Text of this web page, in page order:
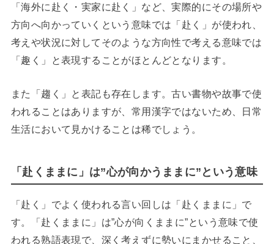
「海外に赴く・実家に赴く」など、実際的にその場所や
方向へ向かっていくという意味では「赴く」が使われ、
考えや状況に対してそのような方向性で考える意味では
「趣く」と表現することがほとんどとなります。
また「趨く」と表記も存在します。古い書物や故事で使
われることはありますが、常用漢字ではないため、日常
生活において見かけることは稀でしょう。
「赴くままに」は”心が向かうままに”という意味
「赴く」でよく使われる言い回しは「赴くままに」で
す。「赴くままに」は”心が向くままに”という意味で使
われる熟語表現で、深く考えずに勢いにまかせること、